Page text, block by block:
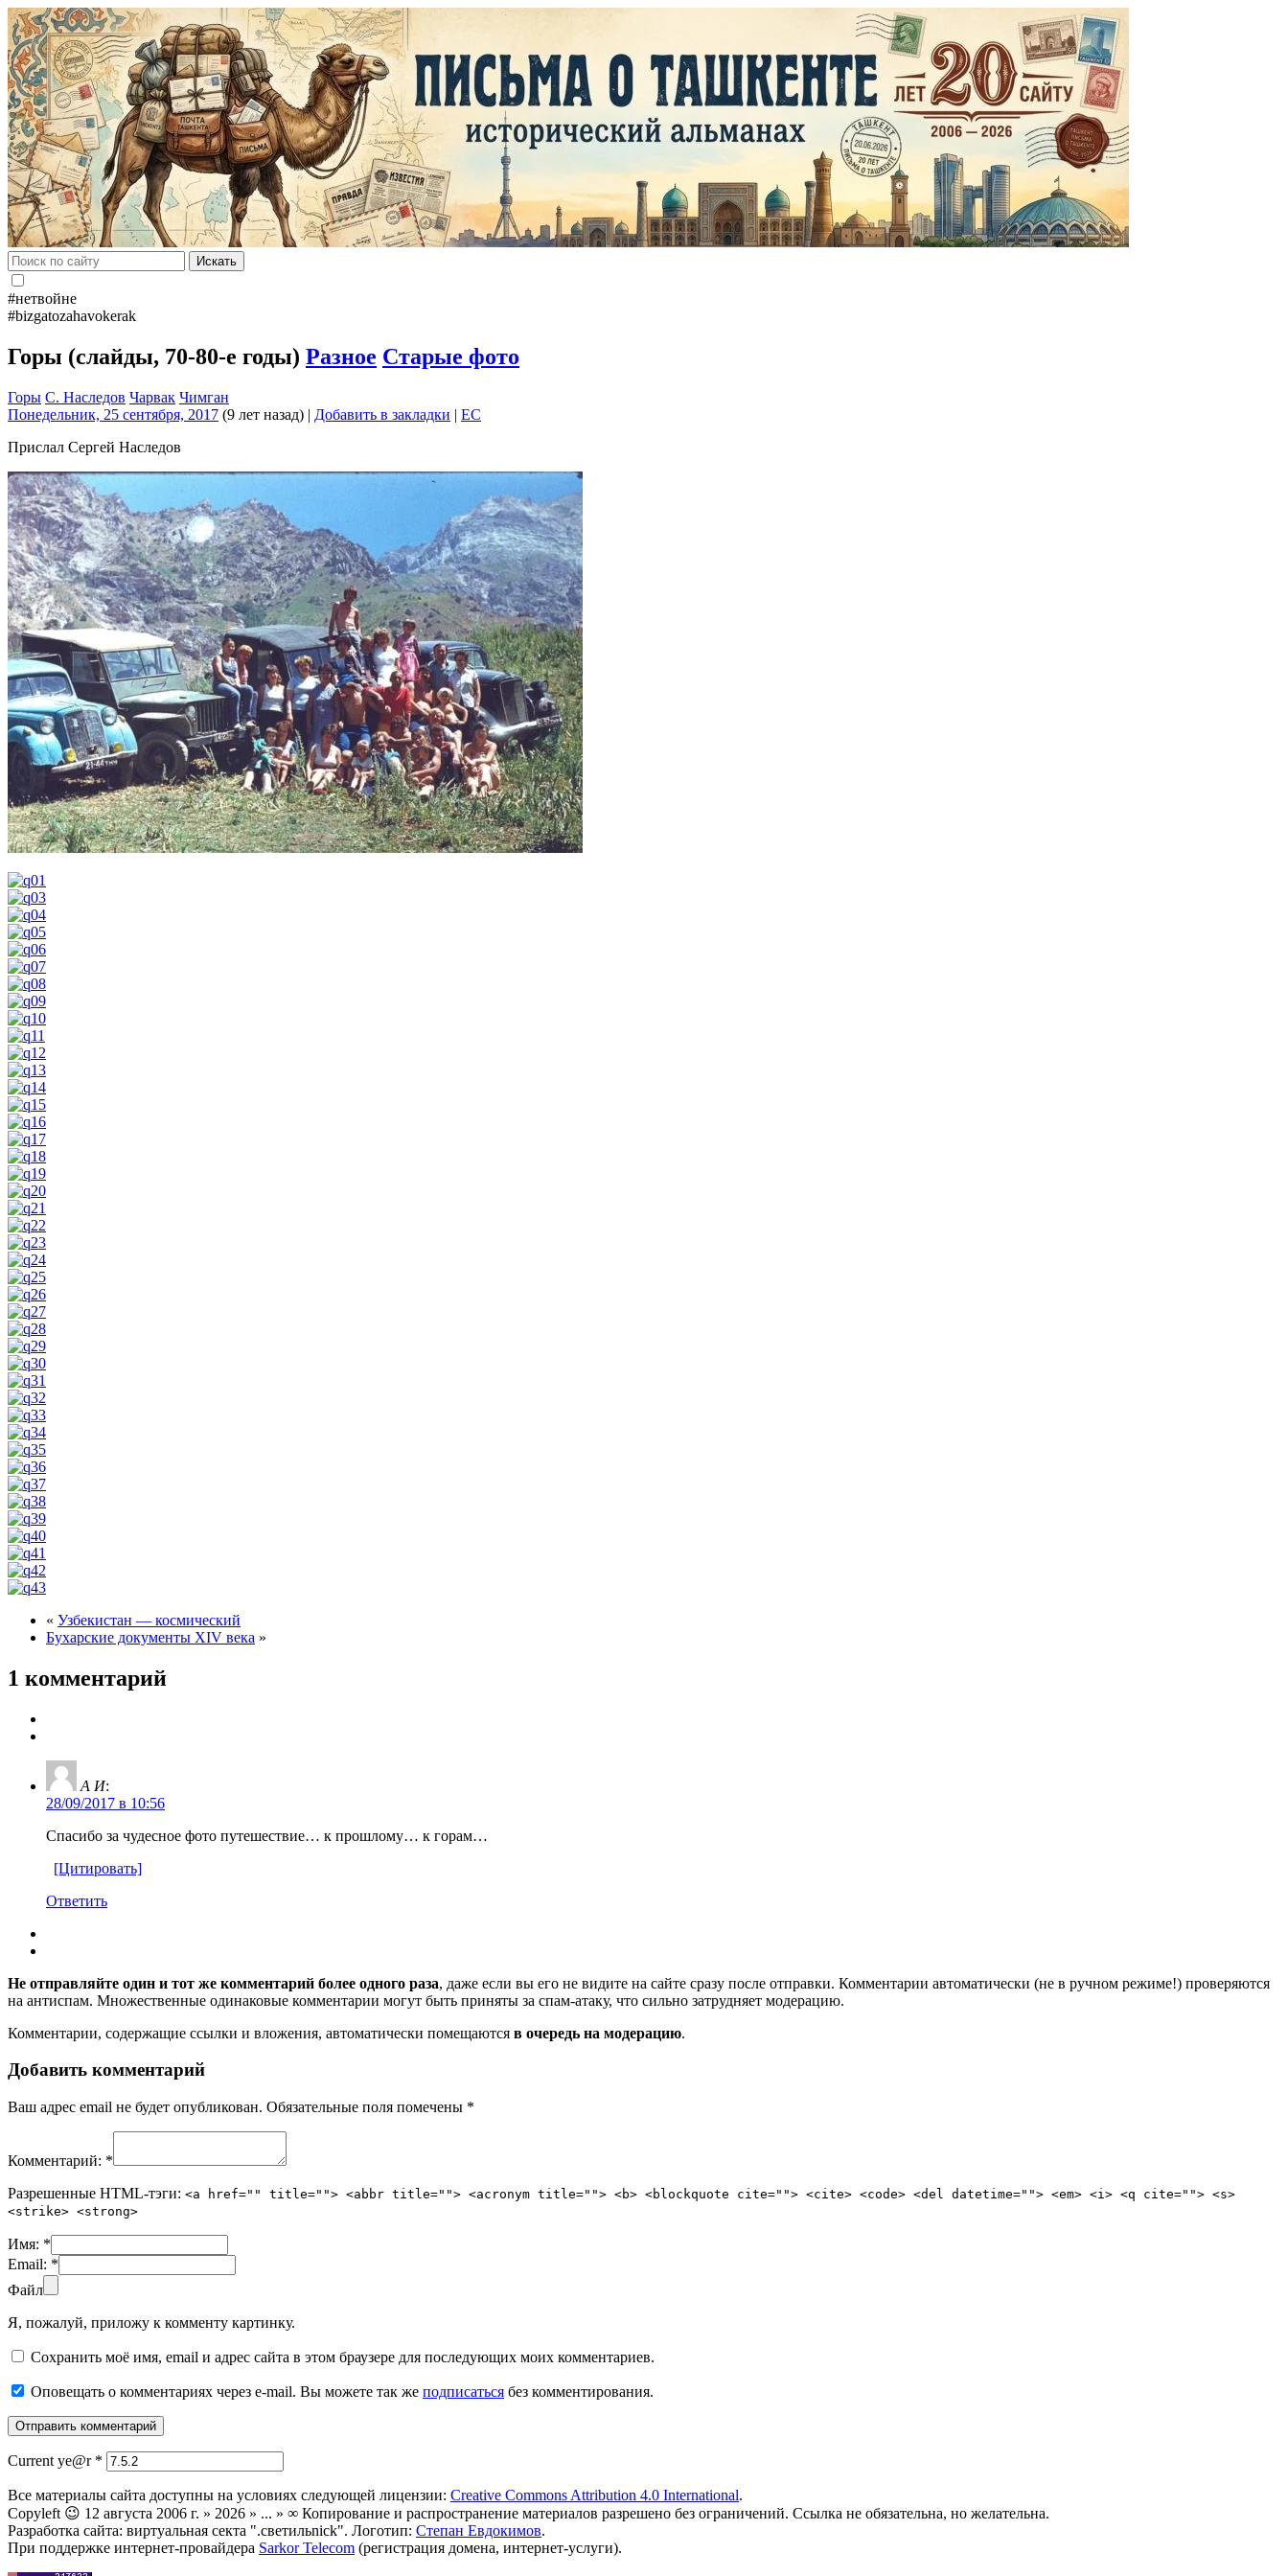
Искать
#нетвойне
#bizgatozahavokerak
Горы (cлайды, 70-80-е годы) Разное Старые фото
Горы С. Наследов Чарвак Чимган
Понедельник, 25 сентября, 2017 (9 лет назад) | Добавить в закладки | EC
Прислал Сергей Наследов
« Узбекистан — космический
Бухарские документы ХІV века »
1 комментарий
А И:
28/09/2017 в 10:56
Спасибо за чудесное фото путешествие… к прошлому… к горам…
[Цитировать]
Ответить
Не отправляйте один и тот же комментарий более одного раза, даже если вы его не видите на сайте сразу после отправки. Комментарии автоматически (не в ручном режиме!) проверяются
на антиспам. Множественные одинаковые комментарии могут быть приняты за спам-атаку, что сильно затрудняет модерацию.
Комментарии, содержащие ссылки и вложения, автоматически помещаются в очередь на модерацию.
Добавить комментарий
Ваш адрес email не будет опубликован. Обязательные поля помечены *
Комментарий: *
Разрешенные HTML-тэги: <a href="" title=""> <abbr title=""> <acronym title=""> <b> <blockquote cite=""> <cite> <code> <del datetime=""> <em> <i> <q cite=""> <s>
<strike> <strong>
Имя: *
Email: *
Файл
Я, пожалуй, приложу к комменту картинку.
Сохранить моё имя, email и адрес сайта в этом браузере для последующих моих комментариев.
Оповещать о комментариях через e-mail. Вы можете так же подписаться без комментирования.
Current ye@r *
Все материалы сайта доступны на условиях следующей лицензии: Creative Commons Attribution 4.0 International.
Copyleft 😉 12 августа 2006 г. » 2026 » ... » ∞ Копирование и распространение материалов разрешено без ограничений. Ссылка не обязательна, но желательна.
Разработка сайта: виртуальная секта ".светильnick". Логотип: Степан Евдокимов.
При поддержке интернет-провайдера Sarkor Telecom (регистрация домена, интернет-услуги).